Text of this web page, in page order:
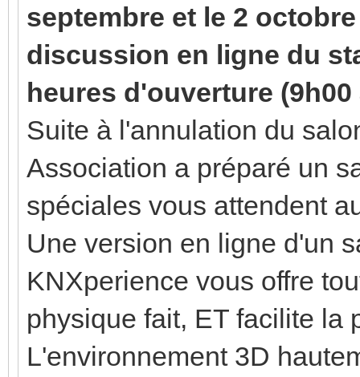
septembre et le 2
discussion en ligne du
heures d'ouverture (9h00
Suite à l'annulation du
Association a préparé un
spéciales vous attendent
Une version en ligne d'un
KNXperience vous offre
physique fait, ET facilite la
L'environnement 3D